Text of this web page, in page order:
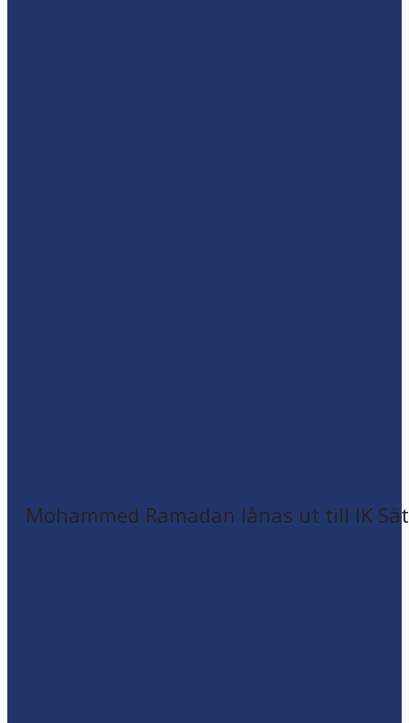
Mohammed Ramadan lånas ut till IK